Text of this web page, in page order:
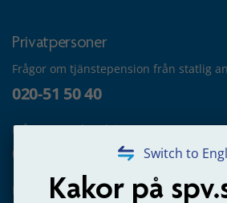
Switch to
Kakor på
Privatpersoner
Frågor om tjänstepension från statlig
020-51 50 40
Frågor om utbetalning
020-65 00 65
Kontakta oss